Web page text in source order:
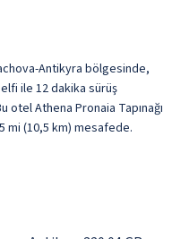
Antikyra bölgesinde,
ile 12 dakika sürüş
otel Athena Pronaia Tapınağı
mi (10,5 km) mesafede.